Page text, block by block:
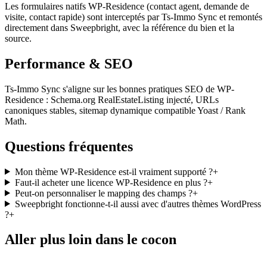
Les formulaires natifs WP-Residence (contact agent, demande de
visite, contact rapide) sont interceptés par Ts-Immo Sync et remontés
directement dans Sweepbright, avec la référence du bien et la
source.
Performance & SEO
Ts-Immo Sync s'aligne sur les bonnes pratiques SEO de WP-
Residence : Schema.org RealEstateListing injecté, URLs
canoniques stables, sitemap dynamique compatible Yoast / Rank
Math.
Questions fréquentes
Mon thème WP-Residence est-il vraiment supporté ?+
Faut-il acheter une licence WP-Residence en plus ?+
Peut-on personnaliser le mapping des champs ?+
Sweepbright fonctionne-t-il aussi avec d'autres thèmes WordPress
?+
Aller plus loin dans le cocon